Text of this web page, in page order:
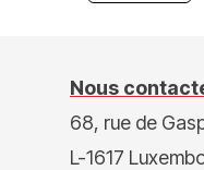
Nous
68, rue de
L-1617